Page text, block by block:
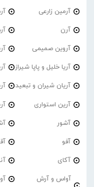
آرمین زارعی
آرن
آروین صمیمی
آریا خلیل و پاپا شیراز
آریان شیران و تبعید
آرین استواری
آشور
آفو
آکای
آواس و آرش